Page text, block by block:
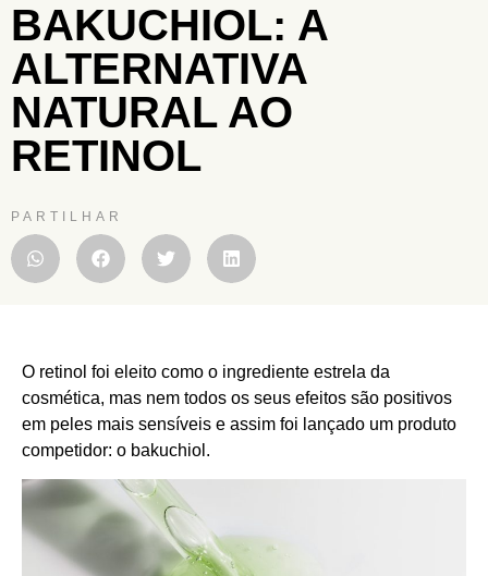
BAKUCHIOL: A
ALTERNATIVA
NATURAL AO
RETINOL
PARTILHAR
O retinol foi eleito como o ingrediente estrela da
cosmética, mas nem todos os seus efeitos são positivos
em peles mais sensíveis e assim foi lançado um produto
competidor: o bakuchiol.